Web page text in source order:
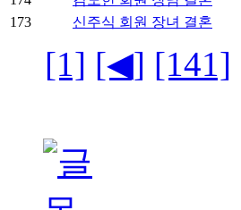
173
신주식 회원 장녀 결혼
[1] [◀] [141]